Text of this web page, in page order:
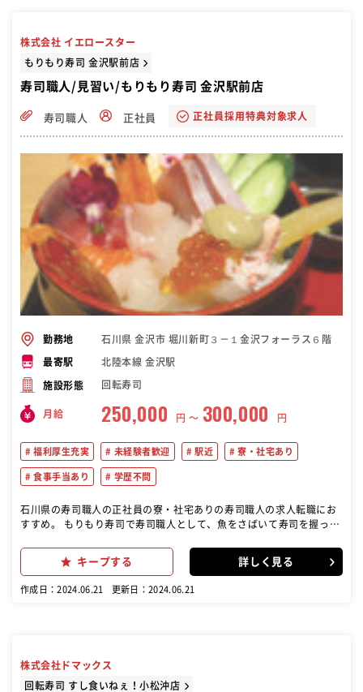
株式会社 イエロースター
もりもり寿司 金沢駅前店
寿司職人/見習い/もりもり寿司 金沢駅前店
寿司職人 正社員 正社員採用特典対象求人
勤務地 石川県 金沢市 堀川新町３－１金沢フォーラス６階
最寄駅 北陸本線 金沢駅
施設形態 回転寿司
月給 250,000 円 〜 300,000 円
福利厚生充実 未経験者歓迎 駅近 寮・社宅あり
食事手当あり 学歴不問
石川県の寿司職人の正社員の寮・社宅ありの寿司職人の求人転職にお
すすめ。 もりもり寿司で寿司職人として、魚をさばいて寿司を握って
る／ 調理（魚をさばく）／仕入れや仕込み／在庫管理／店内清掃／メ
ニ ュー開発など【入社後の研修内容】まずは全体の流れを掴んでいた
握りの用意からお任せしていきます。６か月～実際に回転レーン の中
業してＦＣ店舗の社長になった実績もあり【変更範囲： 変更なし】
（オンライン自主応募の場合、紹介状は不要です）
キープする 詳しく見る
作成日：2024.06.21 更新日：2024.06.21
株式会社ドマックス
回転寿司 すし食いねぇ！小松沖店